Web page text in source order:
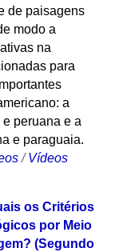
de paisagens
modo a
na
para
a
peruana e a
e paraguaia.
/Vídeos
os Critérios
por Meio
(Segundo